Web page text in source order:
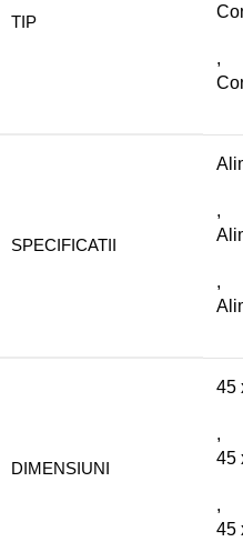
TIP
,
SPECIFICATII
,
,
DIMENSIUNI
45
,
45
,
45